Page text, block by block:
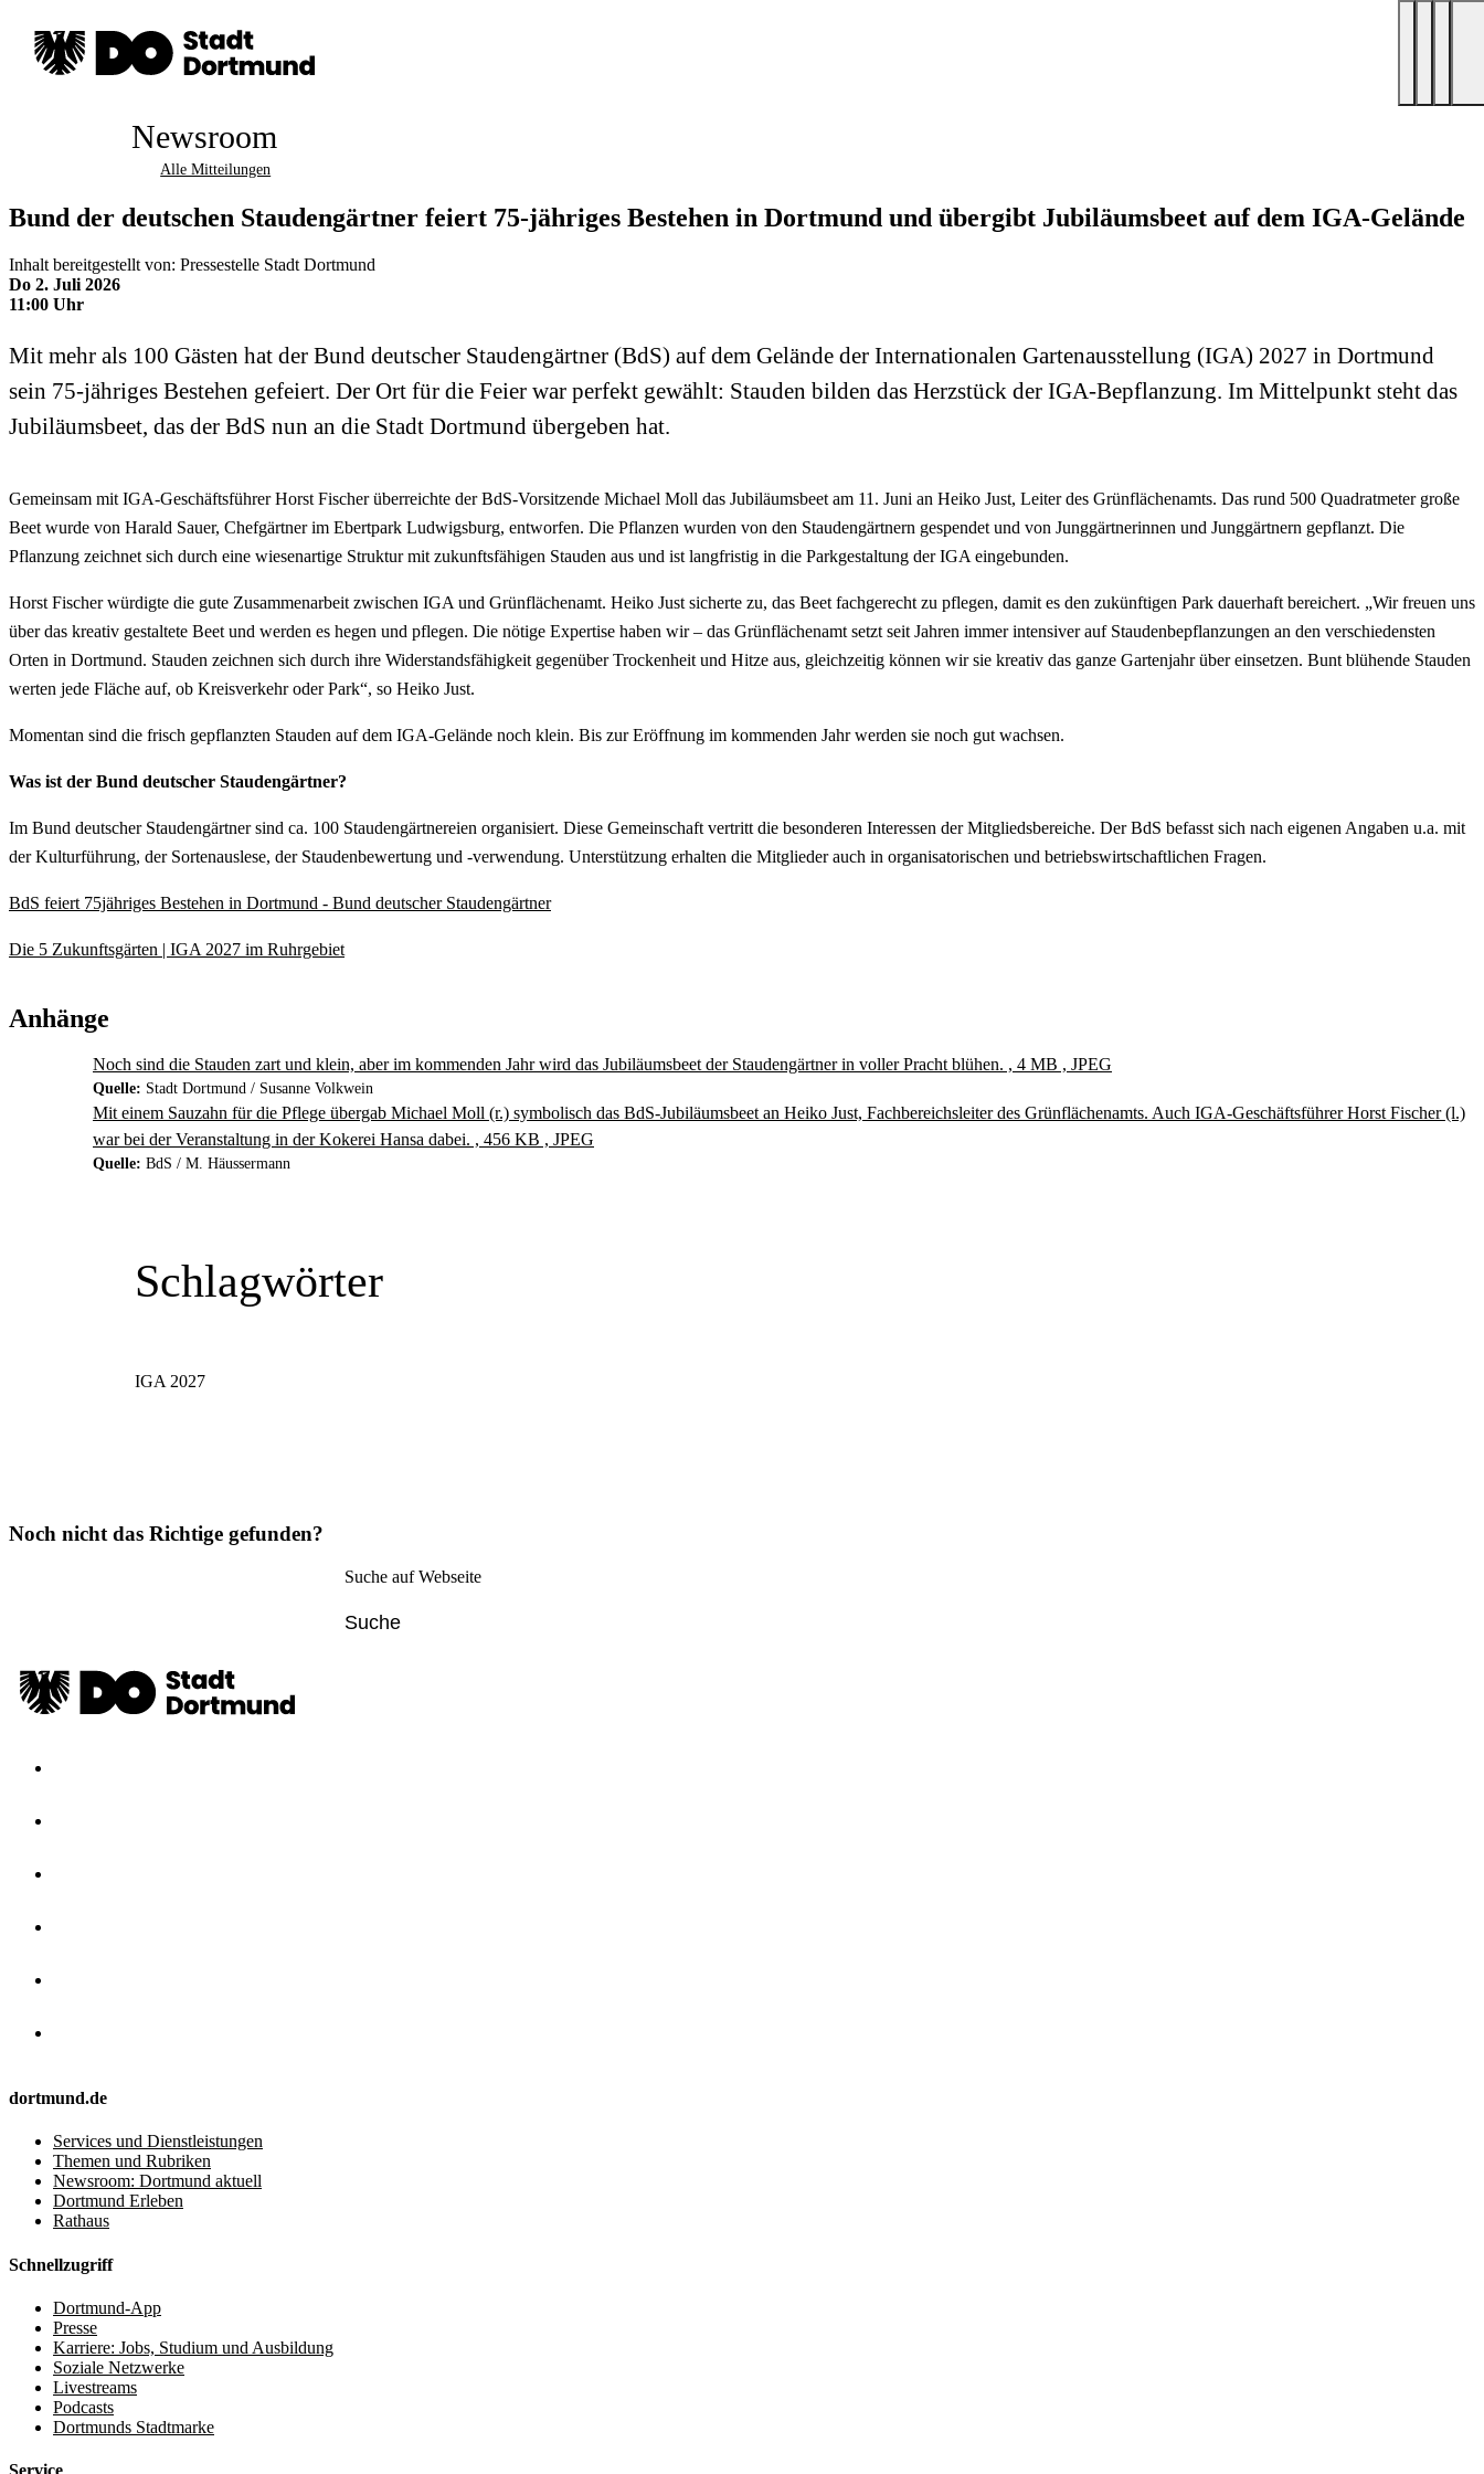
Newsroom
Alle Mitteilungen
Bund der deutschen Staudengärtner feiert 75-jähriges Bestehen in Dortmund und übergibt Jubiläumsbeet auf dem IGA-Gelände
Inhalt bereitgestellt von: Pressestelle Stadt Dortmund
Do 2. Juli 2026
11:00 Uhr
Mit mehr als 100 Gästen hat der Bund deutscher Staudengärtner (BdS) auf dem Gelände der Internationalen Gartenausstellung (IGA) 2027 in Dortmund
sein 75-jähriges Bestehen gefeiert. Der Ort für die Feier war perfekt gewählt: Stauden bilden das Herzstück der IGA-Bepflanzung. Im Mittelpunkt steht das
Jubiläumsbeet, das der BdS nun an die Stadt Dortmund übergeben hat.
Gemeinsam mit IGA-Geschäftsführer Horst Fischer überreichte der BdS-Vorsitzende Michael Moll das Jubiläumsbeet am 11. Juni an Heiko Just, Leiter des Grünflächenamts. Das rund 500 Quadratmeter große
Beet wurde von Harald Sauer, Chefgärtner im Ebertpark Ludwigsburg, entworfen. Die Pflanzen wurden von den Staudengärtnern gespendet und von Junggärtnerinnen und Junggärtnern gepflanzt. Die
Pflanzung zeichnet sich durch eine wiesenartige Struktur mit zukunftsfähigen Stauden aus und ist langfristig in die Parkgestaltung der IGA eingebunden.
Horst Fischer würdigte die gute Zusammenarbeit zwischen IGA und Grünflächenamt. Heiko Just sicherte zu, das Beet fachgerecht zu pflegen, damit es den zukünftigen Park dauerhaft bereichert. „Wir freuen uns
über das kreativ gestaltete Beet und werden es hegen und pflegen. Die nötige Expertise haben wir – das Grünflächenamt setzt seit Jahren immer intensiver auf Staudenbepflanzungen an den verschiedensten
Orten in Dortmund. Stauden zeichnen sich durch ihre Widerstandsfähigkeit gegenüber Trockenheit und Hitze aus, gleichzeitig können wir sie kreativ das ganze Gartenjahr über einsetzen. Bunt blühende Stauden
werten jede Fläche auf, ob Kreisverkehr oder Park“, so Heiko Just.
Momentan sind die frisch gepflanzten Stauden auf dem IGA-Gelände noch klein. Bis zur Eröffnung im kommenden Jahr werden sie noch gut wachsen.
Was ist der Bund deutscher Staudengärtner?
Im Bund deutscher Staudengärtner sind ca. 100 Staudengärtnereien organisiert. Diese Gemeinschaft vertritt die besonderen Interessen der Mitgliedsbereiche. Der BdS befasst sich nach eigenen Angaben u.a. mit
der Kulturführung, der Sortenauslese, der Staudenbewertung und -verwendung. Unterstützung erhalten die Mitglieder auch in organisatorischen und betriebswirtschaftlichen Fragen.
BdS feiert 75jähriges Bestehen in Dortmund - Bund deutscher Staudengärtner
Die 5 Zukunftsgärten | IGA 2027 im Ruhrgebiet
Anhänge
Noch sind die Stauden zart und klein, aber im kommenden Jahr wird das Jubiläumsbeet der Staudengärtner in voller Pracht blühen. , 4 MB , JPEG
Quelle: Stadt Dortmund / Susanne Volkwein
Mit einem Sauzahn für die Pflege übergab Michael Moll (r.) symbolisch das BdS-Jubiläumsbeet an Heiko Just, Fachbereichsleiter des Grünflächenamts. Auch IGA-Geschäftsführer Horst Fischer (l.)
war bei der Veranstaltung in der Kokerei Hansa dabei. , 456 KB , JPEG
Quelle: BdS / M. Häussermann
Schlagwörter
IGA 2027
Noch nicht das Richtige gefunden?
Suche auf Webseite
dortmund.de
Services und Dienstleistungen
Themen und Rubriken
Newsroom: Dortmund aktuell
Dortmund Erleben
Rathaus
Schnellzugriff
Dortmund-App
Presse
Karriere: Jobs, Studium und Ausbildung
Soziale Netzwerke
Livestreams
Podcasts
Dortmunds Stadtmarke